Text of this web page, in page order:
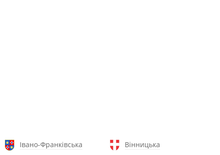
Івано-Франківська
Вінницька